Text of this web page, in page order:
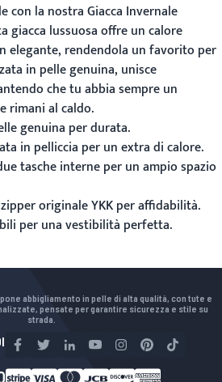
con la nostraGiacca Invernale
giacca lussuosa offre un calore
elegante, rendendola un favorito per
in pelle genuina, unisce
che tu abbia sempre un
rimani al caldo.
genuina per durata.
in pelliccia per un extra di calore.
tasche interne per un ampio spazio
originale YKK per affidabilità.
per una vestibilità perfetta.
abbigliamento in pelle di alta qualità, con tute e
pensate per garantire sicurezza e stile su
strada.